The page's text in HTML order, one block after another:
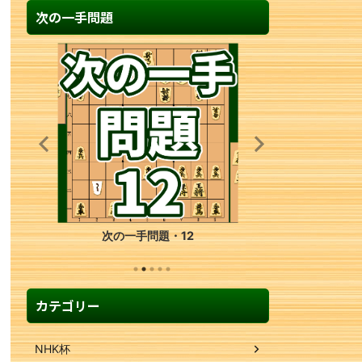
次の一手問題
次の一手問題・40
カテゴリー
NHK杯